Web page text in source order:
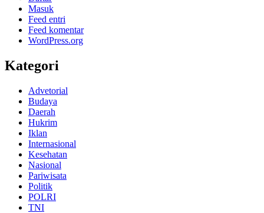
Masuk
Feed entri
Feed komentar
WordPress.org
Kategori
Advetorial
Budaya
Daerah
Hukrim
Iklan
Internasional
Kesehatan
Nasional
Pariwisata
Politik
POLRI
TNI